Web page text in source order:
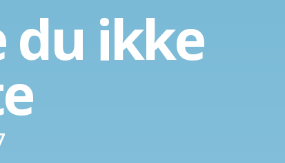
du ikke